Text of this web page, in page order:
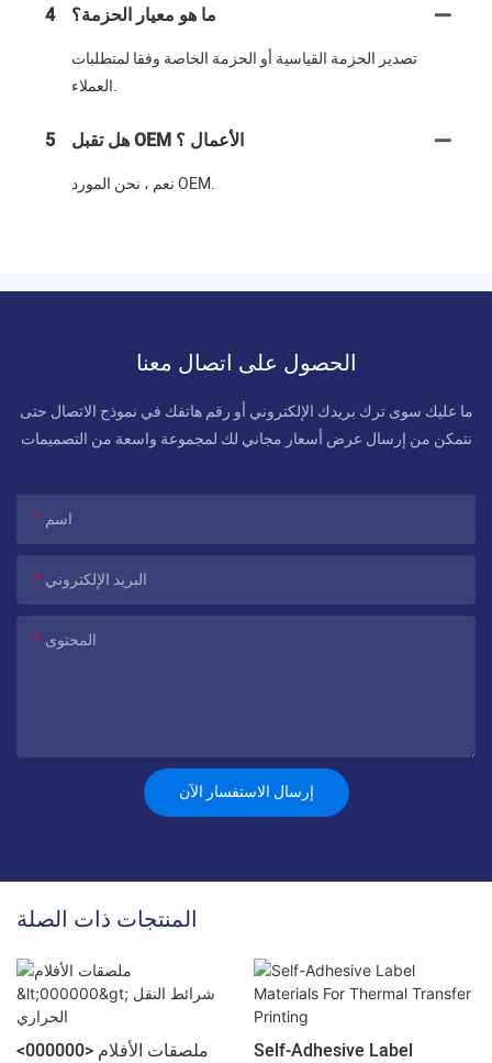
4 ما هو معيار الحزمة؟
تصدير الحزمة القياسية أو الحزمة الخاصة وفقا لمتطلبات
العملاء.
5 هل تقبل OEM الأعمال ؟
نعم ، نحن المورد OEM.
الحصول على اتصال معنا
ما عليك سوى ترك بريدك الإلكتروني أو رقم هاتفك في نموذج الاتصال حتى
نتمكن من إرسال عرض أسعار مجاني لك لمجموعة واسعة من التصميمات
اسم
البريد الإلكتروني
المحتوى
إرسال الاستفسار الآن
المنتجات ذات الصلة
ملصقات الأفلام <000000> Self-Adhesive Label